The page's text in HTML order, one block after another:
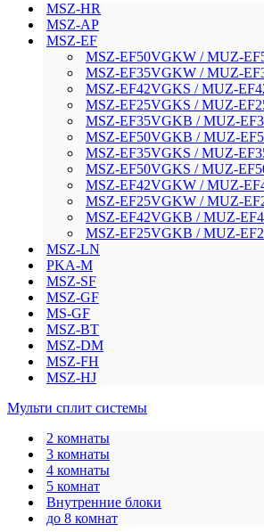
MSZ-HR
MSZ-AP
MSZ-EF
MSZ-EF50VGKW / MUZ-
MSZ-EF35VGKW / MUZ-
MSZ-EF42VGKS / MUZ-
MSZ-EF25VGKS / MUZ-
MSZ-EF35VGKB / MUZ-
MSZ-EF50VGKB / MUZ-
MSZ-EF35VGKS / MUZ-
MSZ-EF50VGKS / MUZ-
MSZ-EF42VGKW / MUZ-
MSZ-EF25VGKW / MUZ-
MSZ-EF42VGKB / MUZ-
MSZ-EF25VGKB / MUZ-
MSZ-LN
PKA-M
MSZ-SF
MSZ-GF
MS-GF
MSZ-BT
MSZ-DM
MSZ-FH
MSZ-HJ
Мульти сплит системы
2 комнаты
3 комнаты
4 комнаты
5 комнат
Внутренние блоки
до 8 комнат